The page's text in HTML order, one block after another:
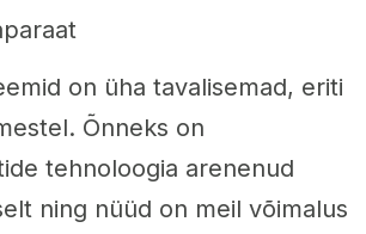
on üha tavalisemad, eriti
Õnneks on
tehnoloogia arenenud
ning nüüd on meil võimalus